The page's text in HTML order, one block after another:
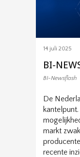
14 juli 2025
BI-
BI-Newsflash
De
markt
recente